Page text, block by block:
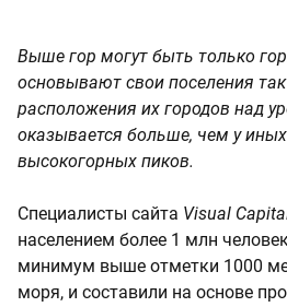
Выше гор могут быть только
основывают свои поселения
расположения их городов над
оказывается больше, чем у
высокогорных пиков.
Специалисты сайта Visual
населением более 1 млн
минимум выше отметки 1000
моря, и составили на основе